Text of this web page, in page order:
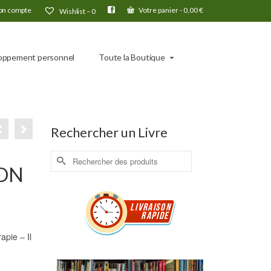
compte Wishlist –0 Votre panier-0,00€
personnel Toute la Boutique
– Il
Rechercher un Livre
Rechercher :